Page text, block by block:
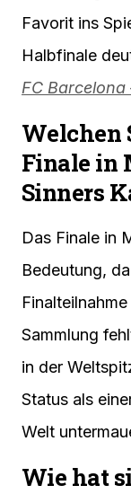
Favorit ins
Halbfinale
FC Barcelona
Welchen
Finale in
Sinners
Das Finale in
Bedeutung,
Sammlung
in der
Status als
Welt
Wie hat